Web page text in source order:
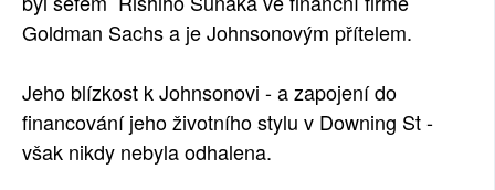
Goldman Sachs a je Johnsonovým přítelem.
Jeho blízkost k Johnsonovi - a zapojení do
financování jeho životního stylu v Downing St -
však nikdy nebyla odhalena.